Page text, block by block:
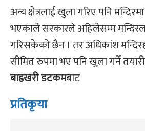
अन्य क्षेत्रलाई खुला गरिए पनि
भएकाले सरकारले अहिलेसम्म
गरिसकेको छैन । तर अधिकांश
सीमित रुपमा भए पनि खुला गर्ने
बाह्रखरी डटकमबाट
प्रतिकृया